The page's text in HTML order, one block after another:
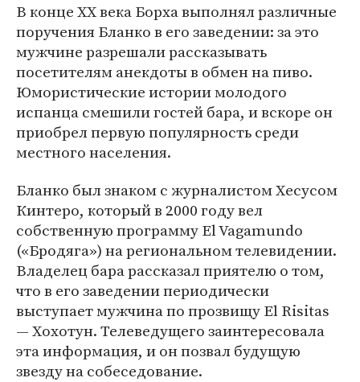
В конце XX века Борха выполнял различные
поручения Бланко в его заведении: за это
мужчине разрешали рассказывать
посетителям анекдоты в обмен на пиво.
Юмористические истории молодого
испанца смешили гостей бара, и вскоре он
приобрел первую популярность среди
местного населения.
Бланко был знаком с журналистом Хесусом
Кинтеро, который в 2000 году вел
собственную программу El Vagamundo
(«Бродяга») на региональном телевидении.
Владелец бара рассказал приятелю о том,
что в его заведении периодически
выступает мужчина по прозвищу El Risitas
— Хохотун. Телеведущего заинтересовала
эта информация, и он позвал будущую
звезду на собеседование.